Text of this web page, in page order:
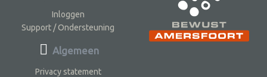
Inloggen
Support / Ondersteuning
Algemeen
Privacy statement